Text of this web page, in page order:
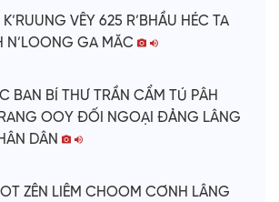
K’RUUNG VÊY 625 R’BHẦU HÉC TA
N’LOONG GA MĂC
BAN BÍ THƯ TRẦN CẨM TÚ PÂH
OOY ĐỐI NGOẠI ĐẢNG LÂNG
DÂN
ZÊN LIÊM CHOOM CƠNH LÂNG